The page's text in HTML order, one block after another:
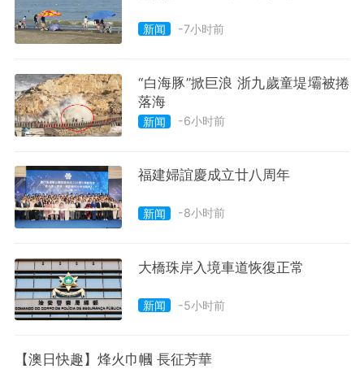
新闻 -7小时前
“白海豚”掀巨浪 浙九歲童堤壩被捲
落海
新闻 -6小时前
福建婦誼慶成立廿八周年
新闻 -8小时前
大橋珠岸入境車道恢復正常
新闻 -5小时前
【澳日快趣】烽火巾幗 長征芳華